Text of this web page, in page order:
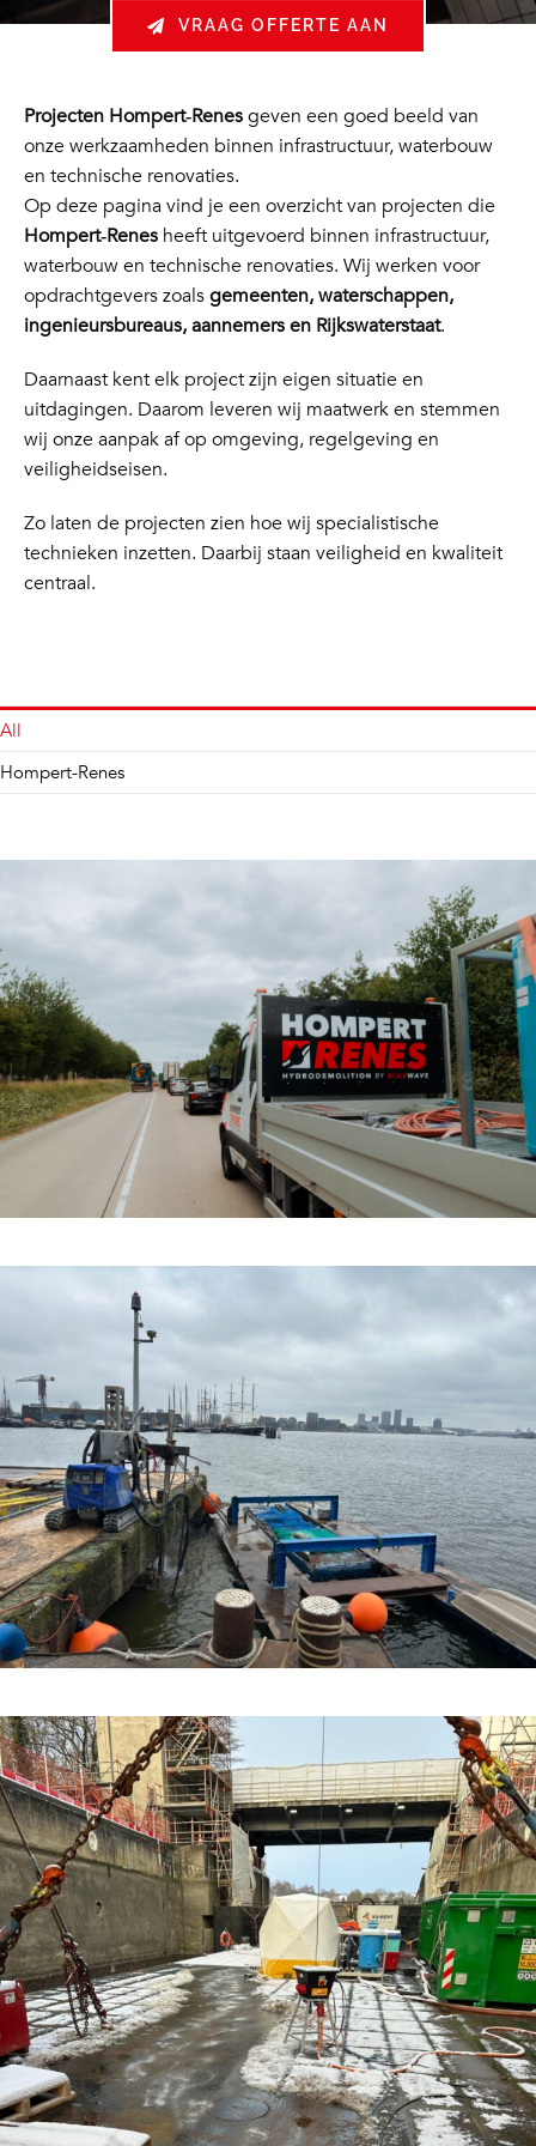
VRAAG OFFERTE AAN
Projecten Hompert‑Renesgeven een goed beeld van
onze werkzaamheden binnen infrastructuur, waterbouw
en technische renovaties.
Op deze pagina vind je een overzicht van projecten die
Hompert‑Renesheeft uitgevoerd binnen infrastructuur,
waterbouw en technische renovaties. Wij werken voor
opdrachtgevers zoalsgemeenten, waterschappen,
ingenieursbureaus, aannemers en Rijkswaterstaat.
Daarnaast kent elk project zijn eigen situatie en
uitdagingen. Daarom leveren wij maatwerk en stemmen
wij onze aanpak af op omgeving, regelgeving en
veiligheidseisen.
Zo laten de projecten zien hoe wij specialistische
technieken inzetten. Daarbij staan veiligheid en kwaliteit
centraal.
All
Hompert-Renes